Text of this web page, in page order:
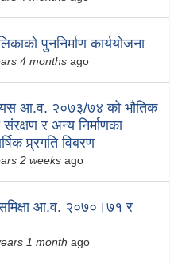
पुननिर्माण कार्ययोजना
4 months ago
आ.व. २०७३/७४ को भौतिक
संरक्षण र अन्य निर्माणका
प्र्रगति विबरण
2 weeks ago
आ.व. २०७०।७१ र
1 month ago